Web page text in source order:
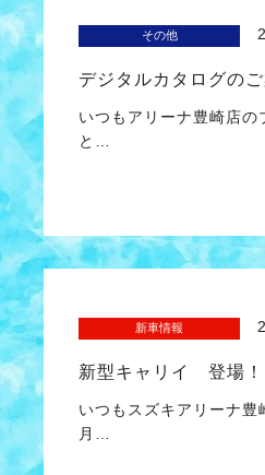
その他
デジタルカタログの
いつもアリーナ豊崎店
と…
新車情報
新型キャリイ 登場！
いつもスズキアリーナ
月…